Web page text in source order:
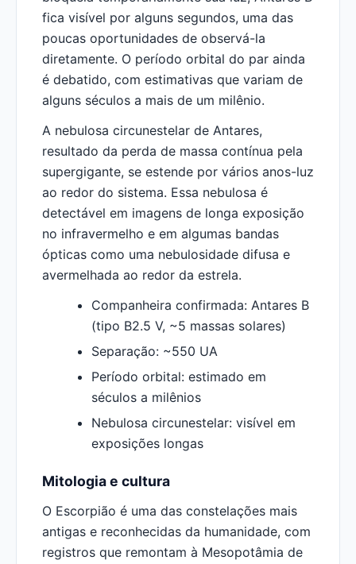
fica visível por alguns segundos, uma das
poucas oportunidades de observá-la
diretamente. O período orbital do par ainda
é debatido, com estimativas que variam de
alguns séculos a mais de um milênio.
A nebulosa circunestelar de Antares,
resultado da perda de massa contínua pela
supergigante, se estende por vários anos-luz
ao redor do sistema. Essa nebulosa é
detectável em imagens de longa exposição
no infravermelho e em algumas bandas
ópticas como uma nebulosidade difusa e
avermelhada ao redor da estrela.
Companheira confirmada: Antares B
(tipo B2.5 V, ~5 massas solares)
Separação: ~550 UA
Período orbital: estimado em
séculos a milênios
Nebulosa circunestelar: visível em
exposições longas
Mitologia e cultura
O Escorpião é uma das constelações mais
antigas e reconhecidas da humanidade, com
registros que remontam à Mesopotâmia de